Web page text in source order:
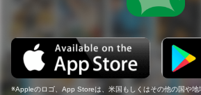
Appleのロゴ、App Storeは、米国もしくはその他の国や